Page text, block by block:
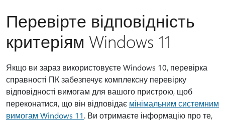
Перевірте відповідність
критеріям Windows 11
Якщо ви зараз використовуєте Windows 10, перевірка
справності ПК забезпечує комплексну перевірку
відповідності вимогам для вашого пристрою, щоб
переконатися, що він відповідає мінімальним системним
вимогам Windows 11. Ви отримаєте інформацію про те,